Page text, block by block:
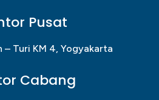
Pusat
– Turi KM 4, Yogyakarta
Cabang